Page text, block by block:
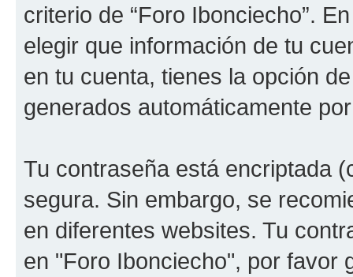
criterio de “Foro Ibonciecho”.
elegir que información de tu
en tu cuenta, tienes la opción
generados automáticamente
Tu contraseña está encriptada
segura. Sin embargo, se
en diferentes websites. Tu
en "Foro Ibonciecho", por favor